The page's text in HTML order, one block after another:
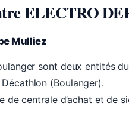
ELECTRO
Mulliez
sont deux entités
(Boulanger).
de centrale d’achat et de